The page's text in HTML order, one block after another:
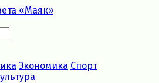
Экономика Спорт